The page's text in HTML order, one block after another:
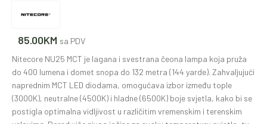
85.00KM sa PDV
Nitecore NU25 MCT je lagana i svestrana čeona lampa koja pruža
do 400 lumena i domet snopa do 132 metra (144 yarde). Zahvaljujući
naprednim MCT LED diodama, omogućava izbor između tople
(3000K), neutralne (4500K) i hladne (6500K) boje svjetla, kako bi se
postigla optimalna vidljivost u različitim vremenskim i terenskim